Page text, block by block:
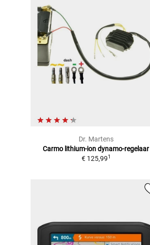
Dr. Martens
Carmo lithium-ion dynamo-regelaar
€ 125,991